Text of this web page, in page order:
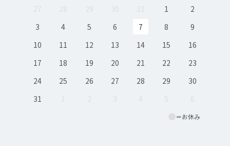
＝お休み
27
28 29 30 31 1
2
3
4 5 6 7 8
9
10
11 12 13 14 15
16
17
18 19 20 21 22
23
24
25 26 27 28 29
30
31
1 2 3 4 5 6